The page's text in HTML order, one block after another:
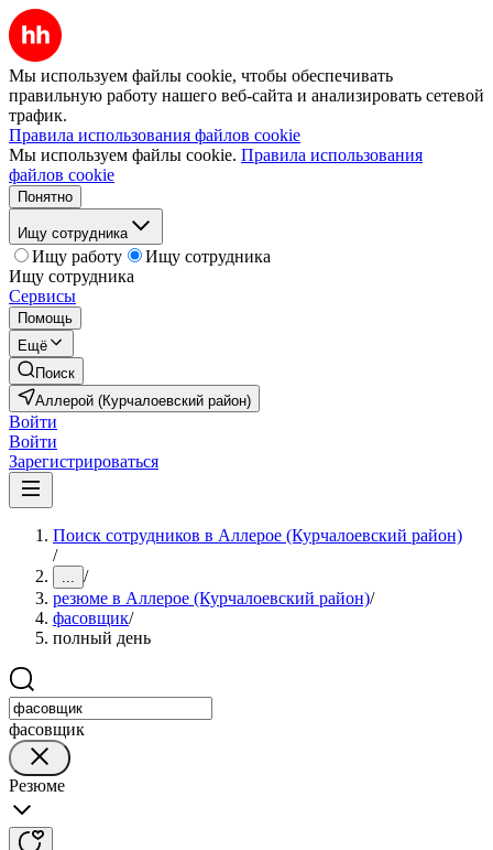
Мы используем файлы cookie, чтобы обеспечивать
правильную работу нашего веб-сайта и анализировать сетевой
трафик.
Правила использования файлов cookie
Мы используем файлы cookie. Правила использования
файлов cookie
Понятно
Ищу сотрудника
Ищу работу
Ищу сотрудника
Ищу сотрудника
Сервисы
Помощь
Ещё
Поиск
Аллерой (Курчалоевский район)
Войти
Войти
Зарегистрироваться
Поиск сотрудников в Аллерое (Курчалоевский район)
/
... /
резюме в Аллерое (Курчалоевский район)/
фасовщик/
полный день
фасовщик
Резюме